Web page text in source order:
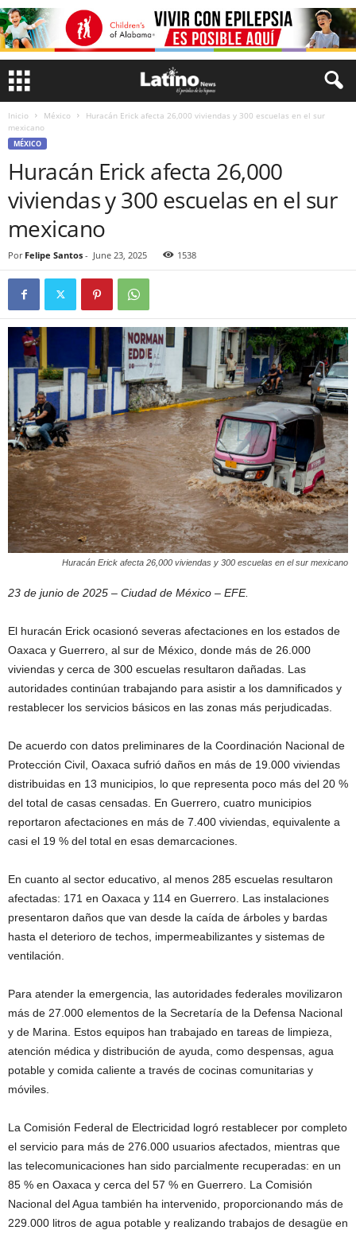
Inicio México
Huracán Erick afecta 26,000 viviendas y 300 escuelas en el sur
mexicano
MÉXICO
Huracán Erick afecta 26,000
viviendas y 300 escuelas en el sur
mexicano
Por Felipe Santos - June 23, 2025 1538
Huracán Erick afecta 26,000 viviendas y 300 escuelas en el sur mexicano
23 de junio de 2025 – Ciudad de México – EFE.
El huracán Erick ocasionó severas afectaciones en los estados de
Oaxaca y Guerrero, al sur de México, donde más de 26.000
viviendas y cerca de 300 escuelas resultaron dañadas. Las
autoridades continúan trabajando para asistir a los damnificados y
restablecer los servicios básicos en las zonas más perjudicadas.
De acuerdo con datos preliminares de la Coordinación Nacional de
Protección Civil, Oaxaca sufrió daños en más de 19.000 viviendas
distribuidas en 13 municipios, lo que representa poco más del 20 %
del total de casas censadas. En Guerrero, cuatro municipios
reportaron afectaciones en más de 7.400 viviendas, equivalente a
casi el 19 % del total en esas demarcaciones.
En cuanto al sector educativo, al menos 285 escuelas resultaron
afectadas: 171 en Oaxaca y 114 en Guerrero. Las instalaciones
presentaron daños que van desde la caída de árboles y bardas
hasta el deterioro de techos, impermeabilizantes y sistemas de
ventilación.
Para atender la emergencia, las autoridades federales movilizaron
más de 27.000 elementos de la Secretaría de la Defensa Nacional
y de Marina. Estos equipos han trabajado en tareas de limpieza,
atención médica y distribución de ayuda, como despensas, agua
potable y comida caliente a través de cocinas comunitarias y
móviles.
La Comisión Federal de Electricidad logró restablecer por completo
el servicio para más de 276.000 usuarios afectados, mientras que
las telecomunicaciones han sido parcialmente recuperadas: en un
85 % en Oaxaca y cerca del 57 % en Guerrero. La Comisión
Nacional del Agua también ha intervenido, proporcionando más de
229.000 litros de agua potable y realizando trabajos de desagüe en